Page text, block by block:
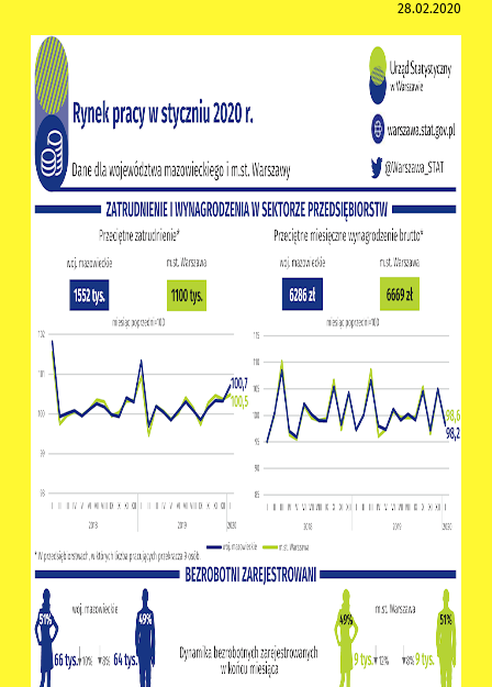
28.02.2020